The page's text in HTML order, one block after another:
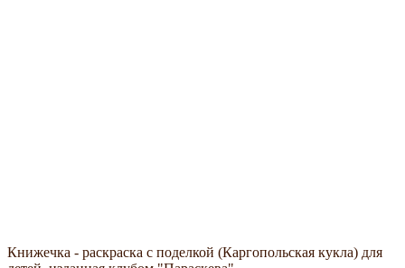
Книжечка - раскраска с поделкой (Каргопольская кукла) для